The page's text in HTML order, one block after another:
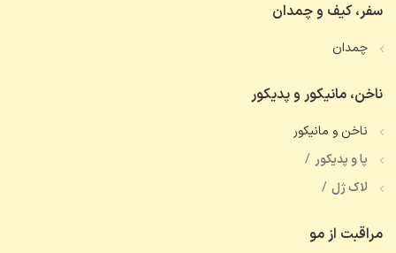
سفر، کیف و چمدان
چمدان
ناخن، مانیکور و پدیکور
ناخن و مانیکور
پا و پدیکور
لاک ژل
مراقبت از مو